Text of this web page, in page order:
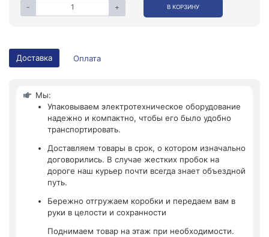
- + В КОРЗИНУ
Доставка Оплата
Мы:
Упаковываем электротехническое оборудование
надежно и компактно, чтобы его было удобно
транспортировать.
Доставляем товары в срок, о котором изначально
договорились. В случае жестких пробок на
дороге наш курьер почти всегда знает объездной
путь.
Бережно отгружаем коробки и передаем вам в
руки в целости и сохранности
Поднимаем товар на этаж при необходимости.